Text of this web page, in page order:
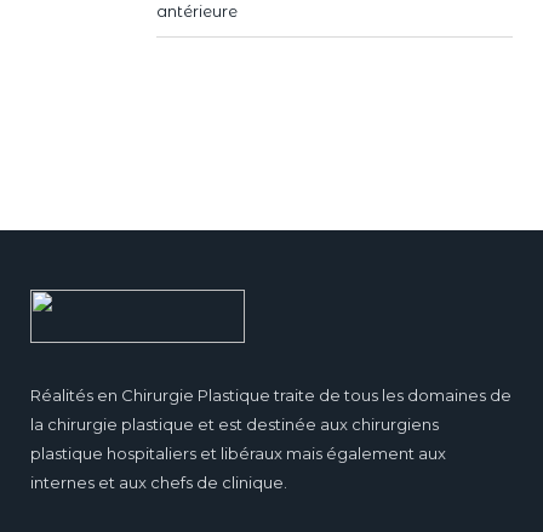
antérieure
Réalités en Chirurgie Plastique traite de tous les domaines de
la chirurgie plastique et est destinée aux chirurgiens
plastique hospitaliers et libéraux mais également aux
internes et aux chefs de clinique.